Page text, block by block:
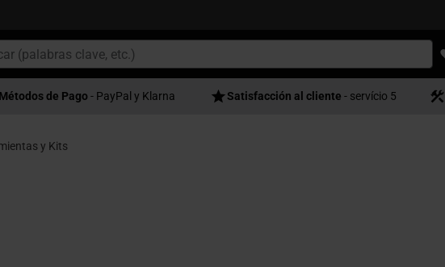
Métodos de Pago - PayPal y Klarna Satisfacción al cliente - servício 5
y Kits